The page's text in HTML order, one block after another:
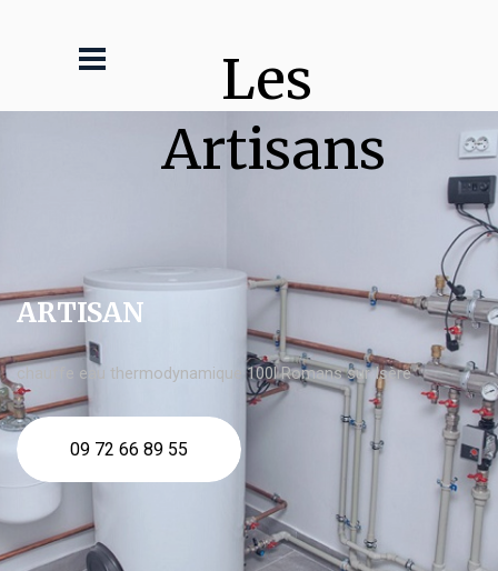
Les
Artisans
ARTISAN
chauffe eau thermodynamique 100l Romans sur Isère
09 72 66 89 55